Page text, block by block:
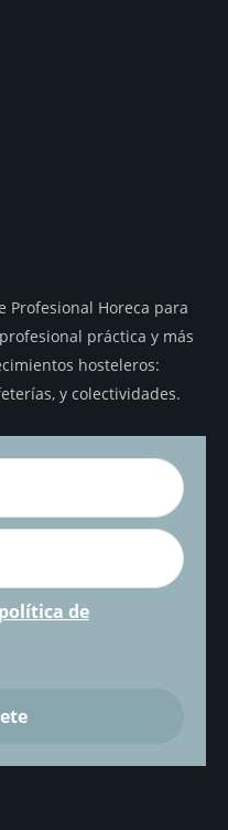
Profesional Horeca para
práctica y más
hosteleros:
y colectividades.
política de